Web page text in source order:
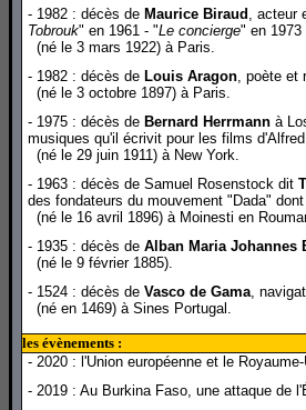
- 1982 : décès de Maurice Biraud , acteur
Tobrouk" en 1961 - "Le concierge" en 1973
(né le 3 mars 1922) à Paris.
- 1982 : décès de Louis Aragon, poète et
(né le 3 octobre 1897) à Paris.
- 1975 : décès de Bernard Herrmann à
musiques qu'il écrivit pour les films
(né le 29 juin 1911) à New York.
- 1963 : décès de Samuel Rosenstock dit
des fondateurs du mouvement "Dada"
(né le 16 avril 1896) à Moinesti en
- 1935 : décès de Alban Maria Johannes
(né le 9 février 1885).
- 1524 : décès de Vasco de Gama,
(né en 1469) à Sines Portugal.
les évènements :
- 2020 : l'Union européenne et le
- 2019 : Au Burkina Faso, une attaque de